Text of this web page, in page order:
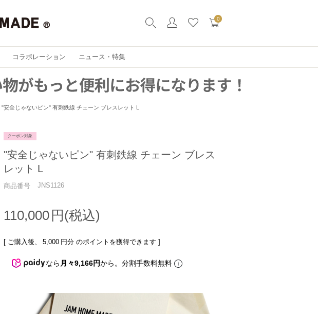
0
コラボレーション ニュース・特集
"安全じゃないピン" 有刺鉄線 チェーン ブレスレット L
クーポン対象
"安全じゃないピン" 有刺鉄線 チェーン ブレス
レット L
商品番号 JNS1126
110,000
[ ご購入後、 5,000 円分 のポイントを獲得できます ]
なら 月々9,166円から。分割手数料無料